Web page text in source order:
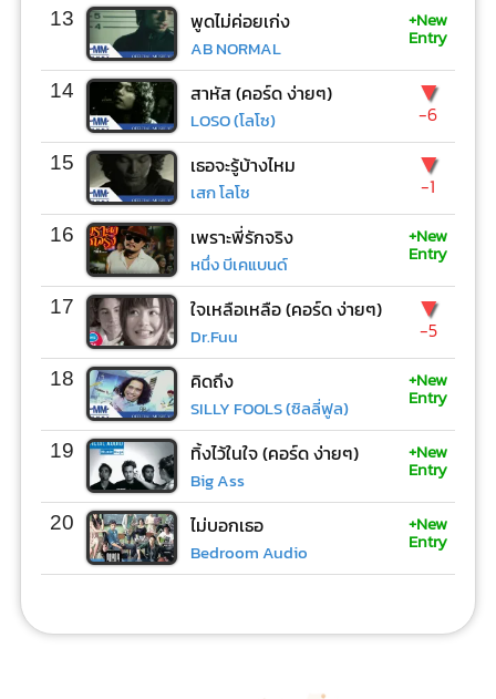
13 พูดไม่ค่อยเก่ง
AB NORMAL
+New
Entry
14 สาหัส (คอร์ด ง่ายๆ)
LOSO (โลโซ)
▼
-6
15 เธอจะรู้บ้างไหม
เสก โลโซ
▼
-1
16 เพราะพี่รักจริง
หนึ่ง บีเคแบนด์
+New
Entry
17 ใจเหลือเหลือ (คอร์ด ง่ายๆ)
Dr.Fuu
▼
-5
18 คิดถึง
SILLY FOOLS (ซิลลี่ฟูล)
+New
Entry
19 ทิ้งไว้ในใจ (คอร์ด ง่ายๆ)
Big Ass
+New
Entry
20 ไม่บอกเธอ
Bedroom Audio
+New
Entry